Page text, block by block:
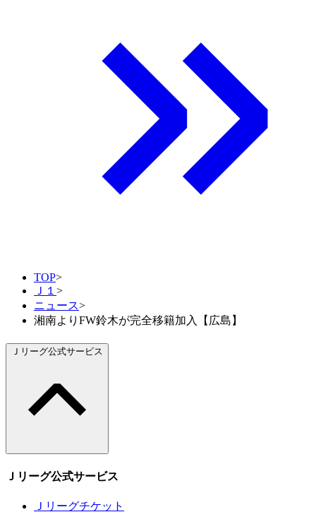
TOP>
Ｊ１ >
ニュース>
湘南よりFW鈴木が完全移籍加入【広島】
Ｊリーグ公式サービス
Ｊリーグ公式サービス
Ｊリーグチケット